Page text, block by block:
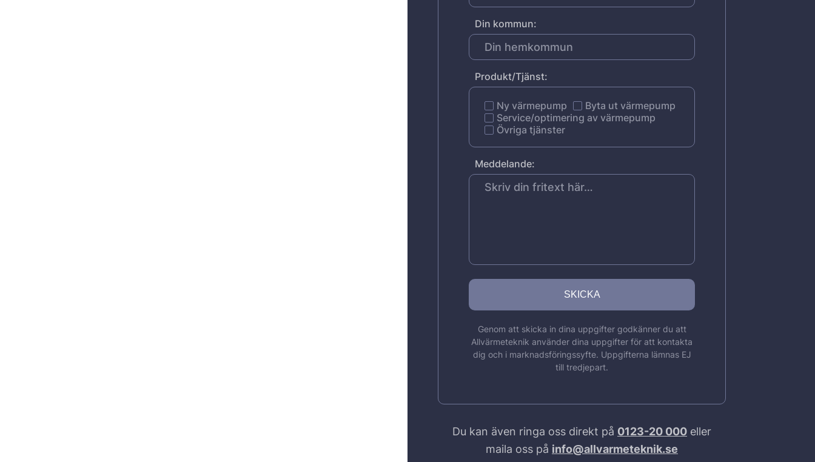
Din kommun:
Produkt/Tjänst:
Ny värmepump
Byta ut värmepump
Service/optimering av värmepump
Övriga tjänster
Meddelande:
Genom att skicka in dina uppgifter godkänner du att
Allvärmeteknik använder dina uppgifter för att kontakta
dig och i marknadsföringssyfte. Uppgifterna lämnas EJ
till tredjepart.
Du kan även ringa oss direkt på 0123-20 000 eller
maila oss på info@allvarmeteknik.se